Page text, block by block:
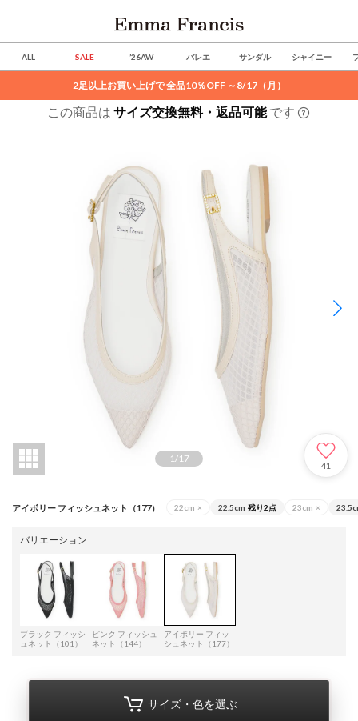
ALL SALE ’26AW バレエ サンダル シャイニー
2足以上お買い上げで 全品10％OFF ～8/17（月）
この商品は サイズ交換無料・返品可能です
1/17
41
アイボリー フィッシュネット（177） 22cm × 22.5cm 残り2点 23cm ×
バリエーション
ブラック フィッシ
ュネット（101）
ピンク フィッシュ
ネット（144）
アイボリー フィッ
シュネット（177）
サイズ・色を選ぶ